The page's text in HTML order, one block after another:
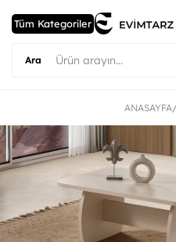
ANASAYFA